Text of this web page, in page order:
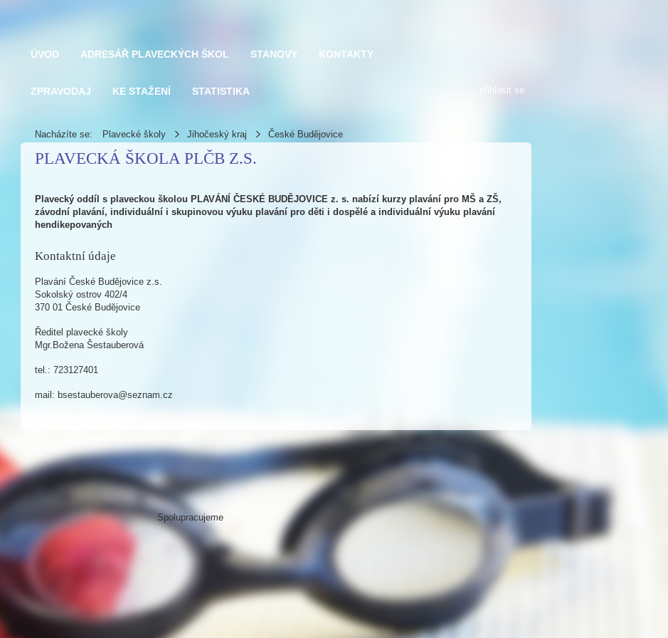
ÚVOD ADRESÁŘ PLAVECKÝCH ŠKOL STANOVY KONTAKTY
ZPRAVODAJ KE STAŽENÍ STATISTIKA přihlásit se
PLAVECKÁ ŠKOLA PLČB Z.S.
Nacházíte se: Plavecké školy Jihočeský kraj České Budějovice
Plavecký oddíl s plaveckou školou PLAVÁNÍ ČESKÉ BUDĚJOVICE z. s. nabízí kurzy plavání pro MŠ a ZŠ,
závodní plavání, individuální i skupinovou výuku plavání pro děti i dospělé a individuální výuku plavání
hendikepovaných
Kontaktní údaje
Plavání České Budějovice z.s.
Sokolský ostrov 402/4
370 01 České Budějovice
Ředitel plavecké školy
Mgr.Božena Šestauberová
tel.: 723127401
mail: bsestauberova@seznam.cz
Spolupracujeme